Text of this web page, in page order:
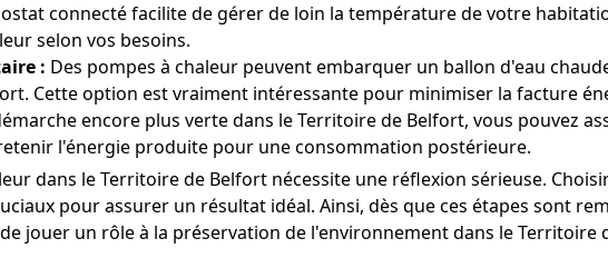
connecté facilite de gérer de loin la température de votre
selon vos besoins.
: Des pompes à chaleur peuvent embarquer un ballon d'eau
Cette option est vraiment intéressante pour minimiser la facture
encore plus verte dans le Territoire de Belfort, vous pouvez
l'énergie produite pour une consommation postérieure.
dans le Territoire de Belfort nécessite une réflexion sérieuse.
pour assurer un résultat idéal. Ainsi, dès que ces étapes sont
jouer un rôle à la préservation de l'environnement dans le Territoire